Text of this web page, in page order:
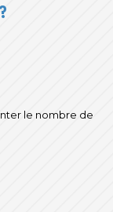
le nombre de